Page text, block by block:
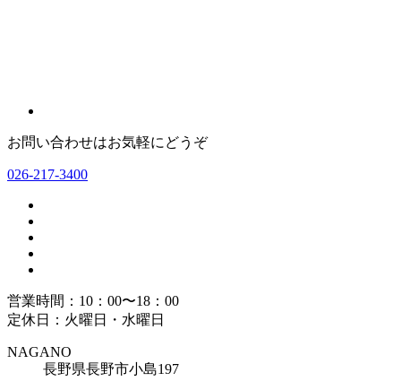
お問い合わせはお気軽にどうぞ
026-217-3400
営業時間：10：00〜18：00
定休日：火曜日・水曜日
NAGANO
長野県長野市小島197